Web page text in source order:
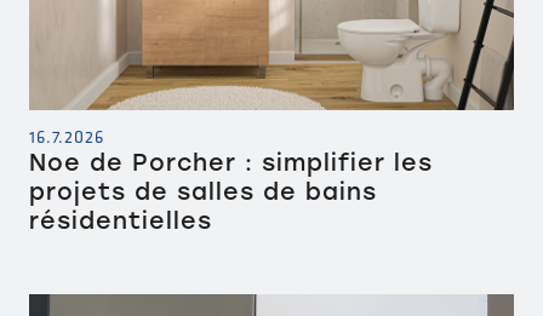
16.7.2026
Noe de Porcher : simplifier les
projets de salles de bains
résidentielles